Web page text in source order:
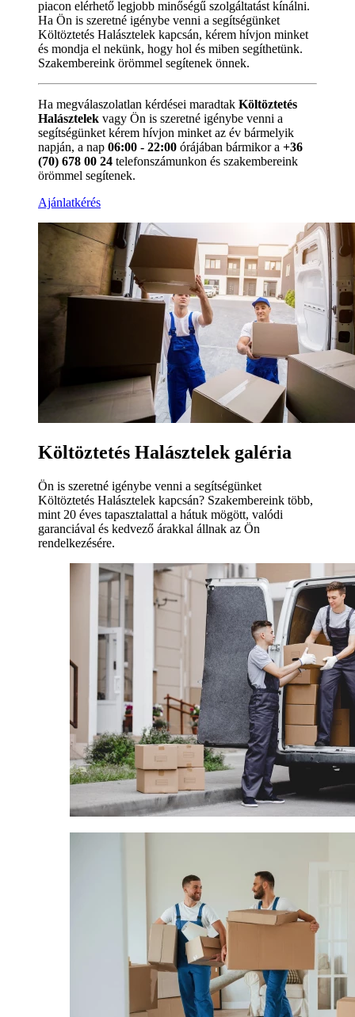
piacon elérhető legjobb minőségű szolgáltatást kínálni.
Ha Ön is szeretné igénybe venni a segítségünket
Költöztetés Halásztelek kapcsán, kérem hívjon minket
és mondja el nekünk, hogy hol és miben segíthetünk.
Szakembereink örömmel segítenek önnek.
Ha megválaszolatlan kérdései maradtak Költöztetés
Halásztelek vagy Ön is szeretné igénybe venni a
segítségünket kérem hívjon minket az év bármelyik
napján, a nap 06:00 - 22:00 órájában bármikor a +36
(70) 678 00 24 telefonszámunkon és szakembereink
örömmel segítenek.
Ajánlatkérés
Költöztetés Halásztelek galéria
Ön is szeretné igénybe venni a segítségünket
Költöztetés Halásztelek kapcsán? Szakembereink több,
mint 20 éves tapasztalattal a hátuk mögött, valódi
garanciával és kedvező árakkal állnak az Ön
rendelkezésére.